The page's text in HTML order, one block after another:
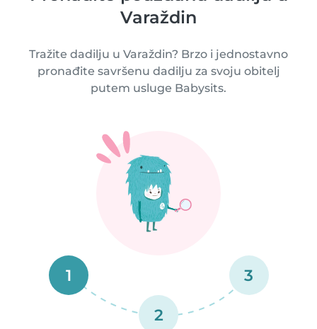
Varaždin
Tražite dadilju u Varaždin? Brzo i jednostavno
pronađite savršenu dadilju za svoju obitelj
putem usluge Babysits.
1
2
3